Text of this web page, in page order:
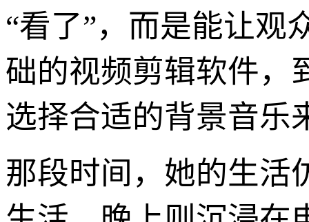
“看了”，而是能让观
础的视频剪辑软件，
选择合适的背景音乐
那段时间，她的生活